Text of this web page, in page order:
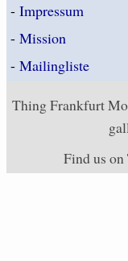
- Impressum
- Mission
- Mailingliste
Thing Frankfurt
Find us on